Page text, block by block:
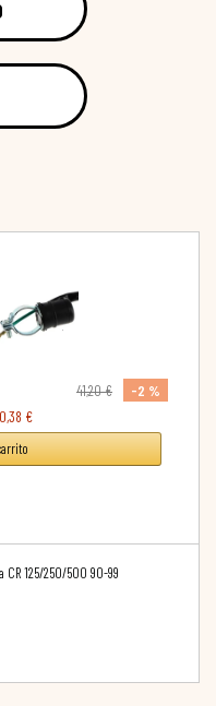
41,20 €
-2 %
€
125/250/500 90-99